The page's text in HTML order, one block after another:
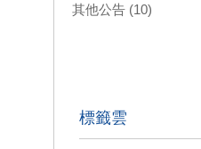
其他公告 (10)
標籤雲